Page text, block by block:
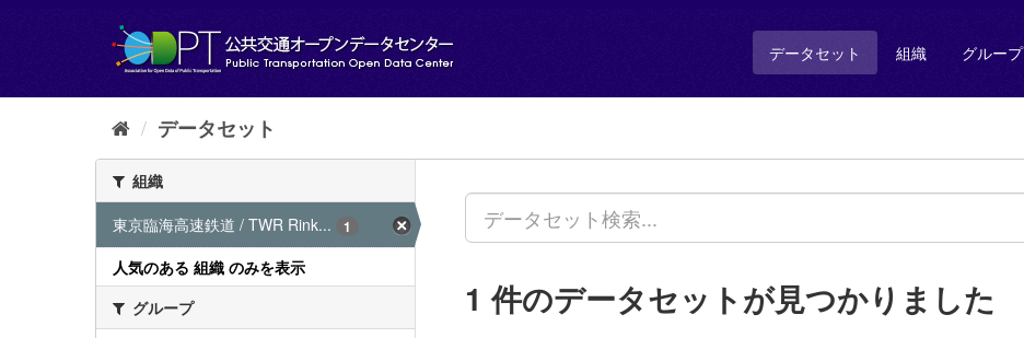
し
データセット 組織 グループ
データセット
組織
東京臨海高速鉄道 / TWR Rink...
1
人気のある 組織 のみを表示
グループ
1 件のデータセットが見つかりました